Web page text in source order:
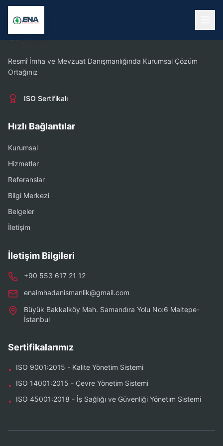
Resmî İmha ve Mevzuat Danışmanlığında Kurumsal Çözüm
Ortağınız
ISO Sertifikalı
Hızlı Bağlantılar
Kurumsal
Hizmetler
Referanslar
Bilgi Merkezi
Belgeler
İletişim
İletişim Bilgileri
+90 553 617 21 12
enaimhadanismanlik@gmail.com
Büyük Bakkalköy Mah. Samandıra Yolu No:6 Maltepe-
İstanbul
Sertifikalarımız
• ISO 9001:2015 - Kalite Yönetim Sistemi
• ISO 14001:2015 - Çevre Yönetim Sistemi
• ISO 45001:2018 - İş Sağlığı ve Güvenliği Yönetim Sistemi